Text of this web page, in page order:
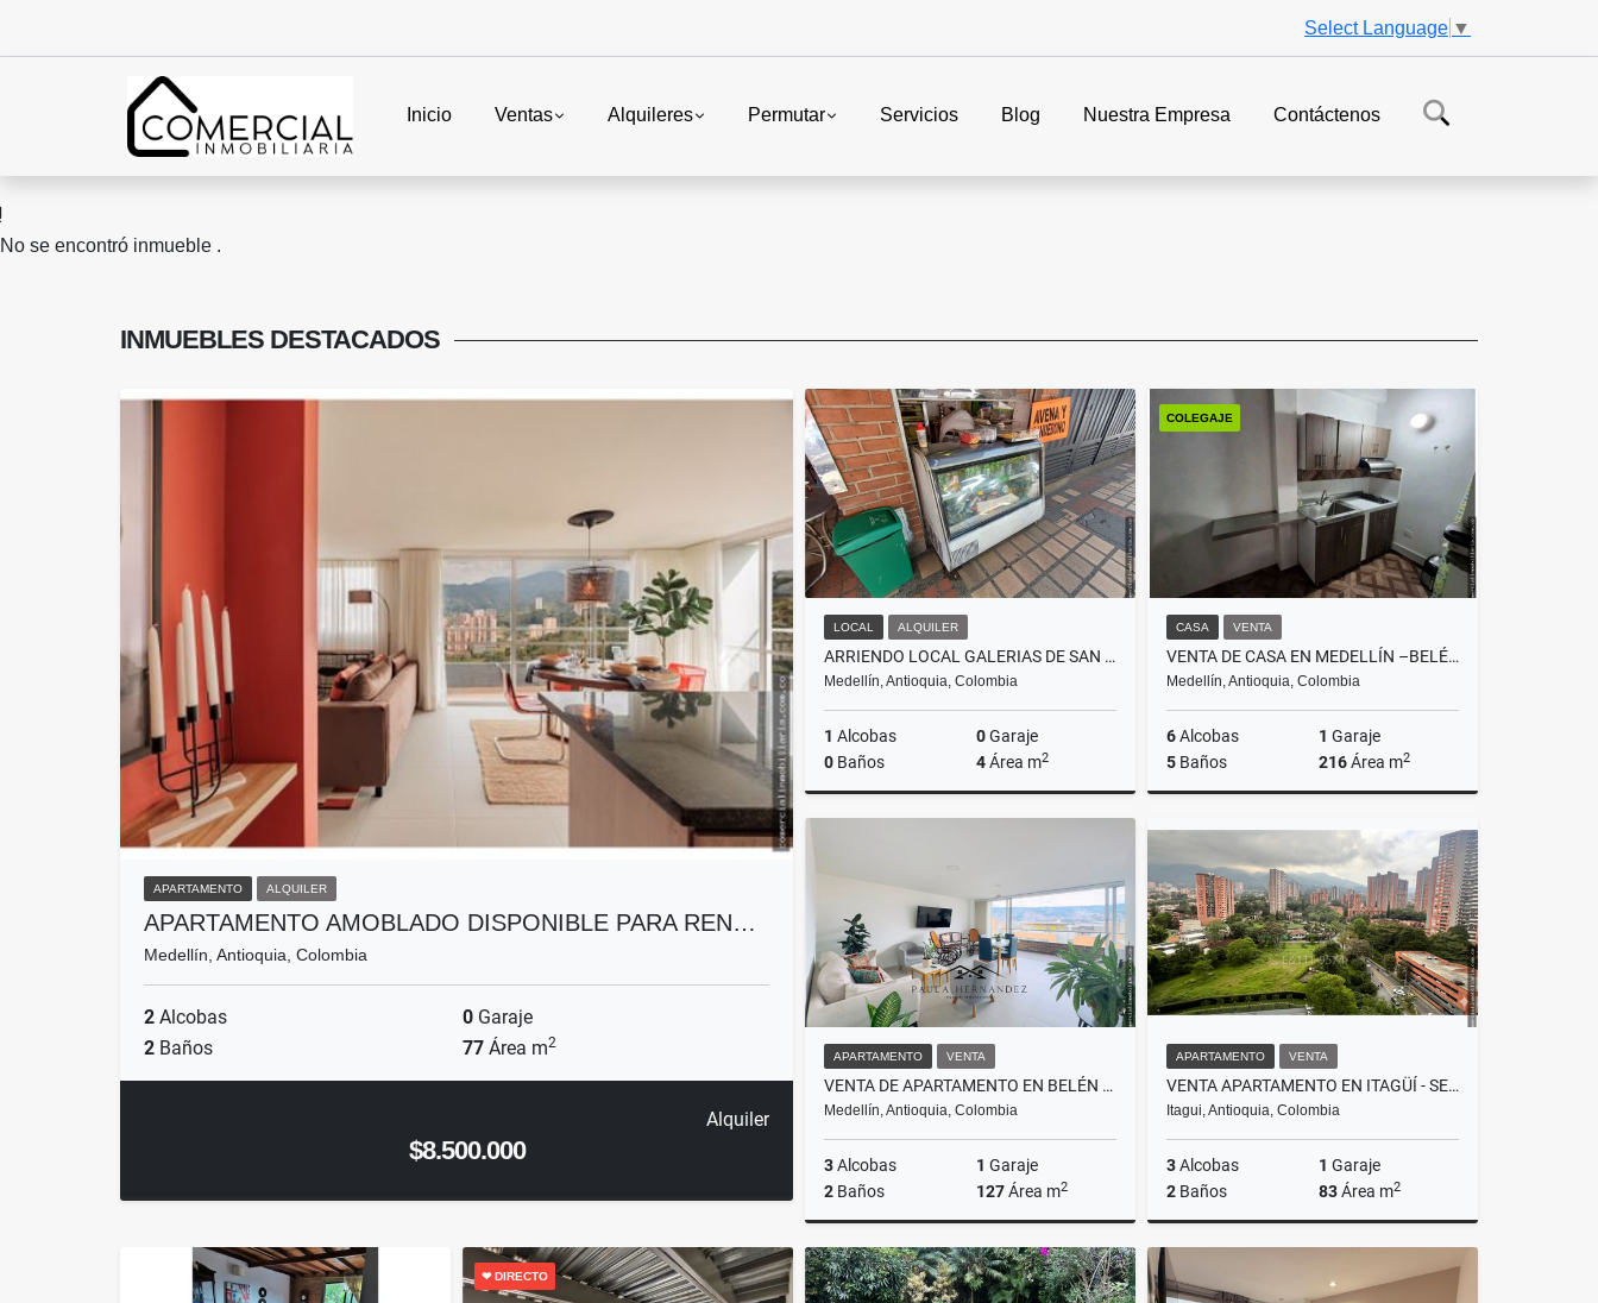
Select Language ▼
Inicio Ventas Alquileres Permutar Servicios Blog Nuestra Empresa Contáctenos
No se encontró inmueble .
INMUEBLES DESTACADOS
APARTAMENTO ALQUILER
APARTAMENTO AMOBLADO DISPONIBLE PARA REN…
Medellín, Antioquia, Colombia
2 Alcobas 0 Garaje
2 Baños 77 Área m2
Alquiler
$8.500.000
LOCAL ALQUILER
ARRIENDO LOCAL GALERIAS DE SAN DIEGO - PUEDE ABRIR 7 DIAS A LA SEMANA
Medellín, Antioquia, Colombia
1 Alcobas 0Garaje
0 Baños 4Área m2
COLEGAJE
CASA VENTA
VENTA DE CASA EN MEDELLÍN –BELÉN LOS ALPES
Medellín, Antioquia, Colombia
6Alcobas 1 Garaje
5 Baños 216Área m2
Venta
$950.000.000
APARTAMENTO VENTA
VENTA DE APARTAMENTO EN BELÉN LA PALMA, MEDELLÍN
Medellín, Antioquia, Colombia
3Alcobas 1 Garaje
2 Baños 127Área m2
Venta
$850.000.000
APARTAMENTO VENTA
VENTA APARTAMENTO EN ITAGÜÍ - SECTOR SURAMÉRICA
Itagui, Antioquia, Colombia
3Alcobas 1 Garaje
2 Baños 83Área m2
$540.000.000
❤ DIRECTO